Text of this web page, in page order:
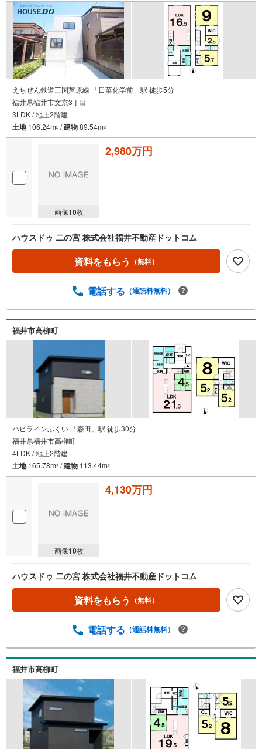
えちぜん鉄道三国芦原線 「日華化学前」駅 徒歩5分
福井県福井市文京3丁目
3LDK / 地上2階建
土地106.24m2 /建物89.54m2
画像10枚
2,980万円
ハウスドゥ 二の宮 株式会社福井不動産ドットコム
資料をもらう （無料）
電話する （通話料無料）
福井市高柳町
ハピラインふくい 「森田」駅 徒歩30分
福井県福井市高柳町
4LDK / 地上2階建
土地165.78m2 /建物 113.44m2
画像10枚
4,130万円
ハウスドゥ 二の宮 株式会社福井不動産ドットコム
資料をもらう （無料）
電話する （通話料無料）
福井市高柳町